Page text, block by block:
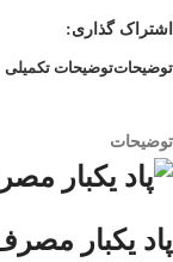
اشتراک گذاری:
توضیحاتتوضیحات تکمیلی
توضیحات